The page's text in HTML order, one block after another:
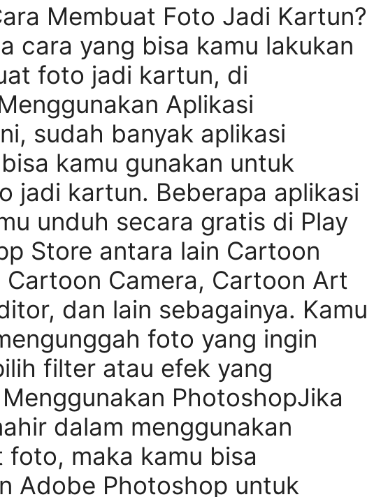
Membuat Foto Jadi Kartun?
cara yang bisa kamu lakukan
foto jadi kartun, di
Aplikasi
sudah banyak aplikasi
kamu gunakan untuk
jadi kartun. Beberapa aplikasi
unduh secara gratis di Play
Store antara lain Cartoon
Cartoon Camera, Cartoon Art
dan lain sebagainya. Kamu
foto yang ingin
filter atau efek yang
PhotoshopJika
dalam menggunakan
maka kamu bisa
Adobe Photoshop untuk